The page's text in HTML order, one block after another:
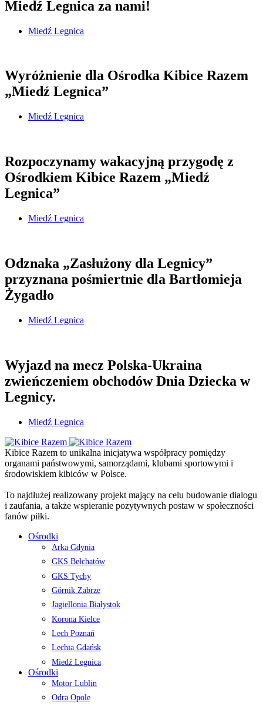
Miedź Legnica za nami!
Miedź Legnica
Wyróżnienie dla Ośrodka Kibice Razem
„Miedź Legnica”
Miedź Legnica
Rozpoczynamy wakacyjną przygodę z
Ośrodkiem Kibice Razem „Miedź
Legnica”
Miedź Legnica
Odznaka „Zasłużony dla Legnicy”
przyznana pośmiertnie dla Bartłomieja
Żygadło
Miedź Legnica
Wyjazd na mecz Polska-Ukraina
zwieńczeniem obchodów Dnia Dziecka w
Legnicy.
Miedź Legnica
Kibice Razem to unikalna inicjatywa współpracy pomiędzy
organami państwowymi, samorządami, klubami sportowymi i
środowiskiem kibiców w Polsce.
To najdłużej realizowany projekt mający na celu budowanie dialogu
i zaufania, a także wspieranie pozytywnych postaw w społeczności
fanów piłki.
Ośrodki
Arka Gdynia
GKS Bełchatów
GKS Tychy
Górnik Zabrze
Jagiellonia Białystok
Korona Kielce
Lech Poznań
Lechia Gdańsk
Miedź Legnica
Ośrodki
Motor Lublin
Odra Opole